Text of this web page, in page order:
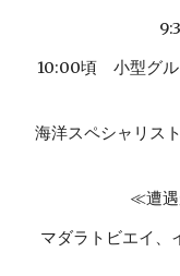
10:00頃 小型グル
海洋スペシャリス
≪遭遇
マダラトビエイ、